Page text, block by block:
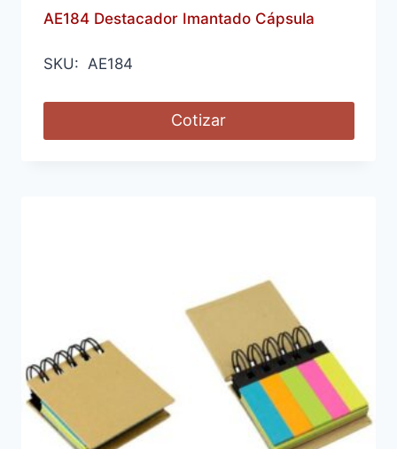
AE184 Destacador Imantado Cápsula
SKU: AE184
Cotizar